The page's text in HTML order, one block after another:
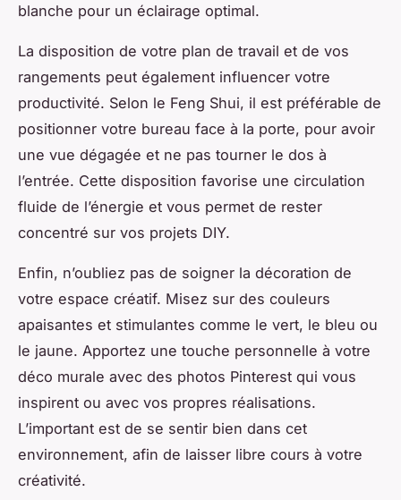
blanche pour un éclairage optimal.
La disposition de votre plan de travail et de vos
rangements peut également influencer votre
productivité. Selon le Feng Shui, il est préférable de
positionner votre bureau face à la porte, pour avoir
une vue dégagée et ne pas tourner le dos à
l’entrée. Cette disposition favorise une circulation
fluide de l’énergie et vous permet de rester
concentré sur vos projets DIY.
Enfin, n’oubliez pas de soigner la décoration de
votre espace créatif. Misez sur des couleurs
apaisantes et stimulantes comme le vert, le bleu ou
le jaune. Apportez une touche personnelle à votre
déco murale avec des photos Pinterest qui vous
inspirent ou avec vos propres réalisations.
L’important est de se sentir bien dans cet
environnement, afin de laisser libre cours à votre
créativité.